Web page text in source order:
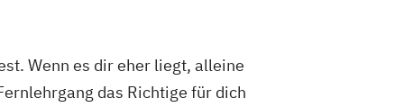
Wenn es dir eher liegt, alleine
das Richtige für dich